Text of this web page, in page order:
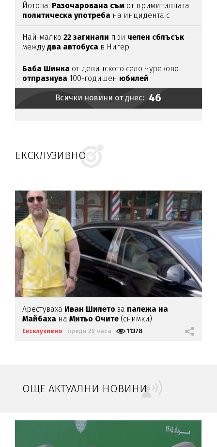
Йотова: Разочарована съм от примитивната
политическа употреба на инцидента с
Най-малко22 загинали при челен сблъсък
междудва автобуса в Нигер
Баба Шинка от девинското село Чуреково
отпразнува 100-годишен юбилей
Всички новини от днес: 46
ЕКСКЛУЗИВНО
Арестуваха Иван Шилетоза палежа на
Майбаха наМитьо Очите (снимки)
Ексклузивно преди 20 часа 11378
ОЩЕ АКТУАЛНИ НОВИНИ